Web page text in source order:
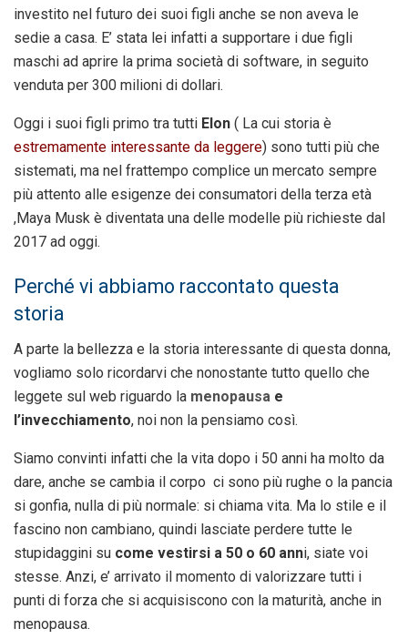
investito nel futuro dei suoi figli anche se non aveva le
sedie a casa. E’ stata lei infatti a supportare i due figli
maschi ad aprire la prima società di software, in seguito
venduta per 300 milioni di dollari.
Oggi i suoi figli primo tra tutti Elon ( La cui storia è
estremamente interessante da leggere) sono tutti più che
sistemati, ma nel frattempo complice un mercato sempre
più attento alle esigenze dei consumatori della terza età
,Maya Musk è diventata una delle modelle più richieste dal
2017 ad oggi.
Perché vi abbiamo raccontato questa
storia
A parte la bellezza e la storia interessante di questa donna,
vogliamo solo ricordarvi che nonostante tutto quello che
leggete sul web riguardo la menopausa e
l’invecchiamento, noi non la pensiamo così.
Siamo convinti infatti che la vita dopo i 50 anni ha molto da
dare, anche se cambia il corpo ci sono più rughe o la pancia
si gonfia, nulla di più normale: si chiama vita. Ma lo stile e il
fascino non cambiano, quindi lasciate perdere tutte le
stupidaggini su come vestirsi a 50 o 60 anni, siate voi
stesse. Anzi, e’ arrivato il momento di valorizzare tutti i
punti di forza che si acquisiscono con la maturità, anche in
menopausa.